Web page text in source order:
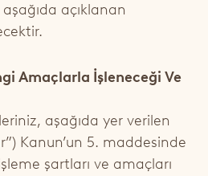
açıklanan
Amaçlarla İşleneceği Ve
aşağıda yer verilen
”) Kanun’un 5. maddesinde
şartları ve amaçları